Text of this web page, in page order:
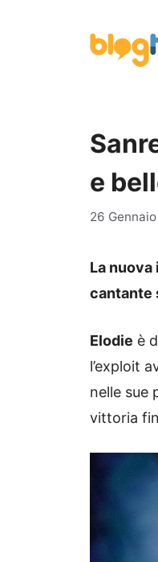
e
26
La
cantante
Elodie è
l’exploit
nelle sue
vittoria